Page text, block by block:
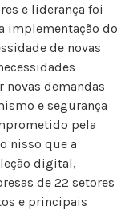
e liderança foi
implementação do
de novas
demandas
e segurança
pela
nisso que a
digital,
de 22 setores
e principais